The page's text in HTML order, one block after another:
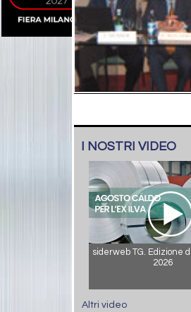
I NOSTRI VIDEO
siderweb TG. Edizione
2026
Altri video